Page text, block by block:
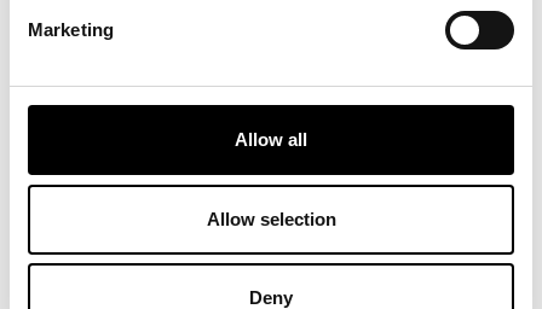
Marketing
Allow all
Allow selection
Deny
anzupassen.
Optimierung von Zeit